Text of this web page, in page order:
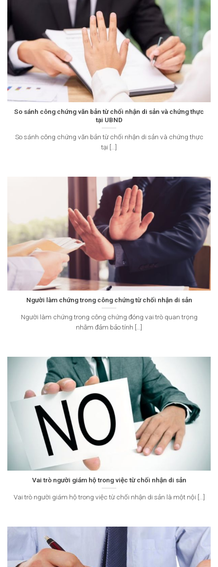
So sánh công chứng văn bản từ chối nhận di sản và chứng thực
tại UBND
So sánh công chứng văn bản từ chối nhận di sản và chứng thực
tại [...]
Người làm chứng trong công chứng từ chối nhận di sản
Người làm chứng trong công chứng đóng vai trò quan trọng
nhằm đảm bảo tính [...]
Vai trò người giám hộ trong việc từ chối nhận di sản
Vai trò người giám hộ trong việc từ chối nhận di sản là một nội [...]